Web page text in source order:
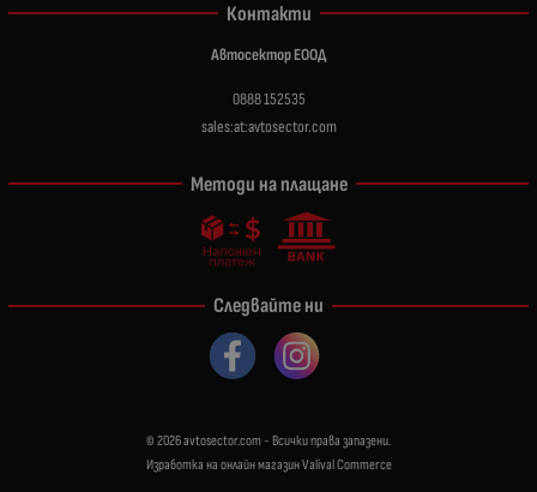
Контакти
Автосектор ЕООД
0888 152535
sales:at:avtosector.com
Методи на плащане
Следвайте ни
© 2026avtosector.com - Всички права запазени.
Изработка на онлайн магазинValival Commerce